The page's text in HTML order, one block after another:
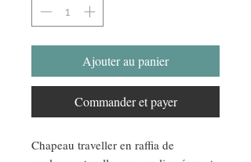
Ajouter au panier
Commander et payer
Chapeau traveller en raffia de